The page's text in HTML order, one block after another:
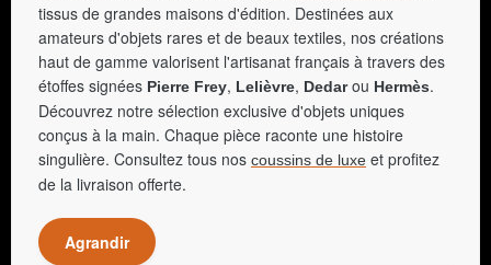
tissus de grandes maisons d'édition. Destinées aux
amateurs d'objets rares et de beaux textiles, nos créations
haut de gamme valorisent l'artisanat français à travers des
étoffes signées Pierre Frey, Lelièvre, Dedarou Hermès.
Découvrez notre sélection exclusive d'objets uniques
conçus à la main. Chaque pièce raconte une histoire
singulière. Consultez tous nos coussins de luxe et profitez
de la livraison offerte.
Agrandir